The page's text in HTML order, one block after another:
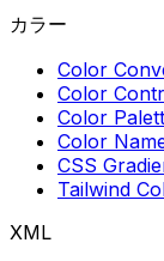
カラー
Color
Color
Color
Color
CSS
Tailwind
XML